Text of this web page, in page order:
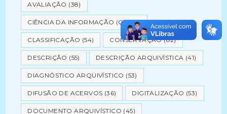
AVALIAÇÃO (38)
CIÊNCIA DA INFORMAÇÃO (CI)(37)
CLASSIFICAÇÃO (54) CONSERVAÇÃO(82)
DESCRIÇÃO (55) DESCRIÇÃO ARQUIVÍSTICA (41)
DIAGNÓSTICO ARQUIVÍSTICO (53)
DIFUSÃO DE ACERVOS (36) DIGITALIZAÇÃO (53)
DOCUMENTO ARQUIVÍSTICO (45)